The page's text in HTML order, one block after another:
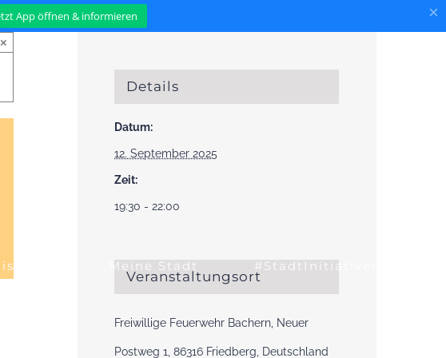
App öffnen & informieren ×
Meine Stadt #StadtInitiativen
×
Details
Datum:
12. September 2025
Zeit:
19:30 - 22:00
Veranstaltungsort
Freiwillige Feuerwehr Bachern, Neuer
Postweg 1, 86316 Friedberg, Deutschland